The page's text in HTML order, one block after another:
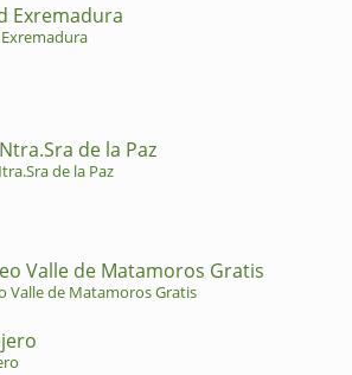
Exremadura
de la Paz
de la Paz
Valle de Matamoros Gratis
Valle de Matamoros Gratis